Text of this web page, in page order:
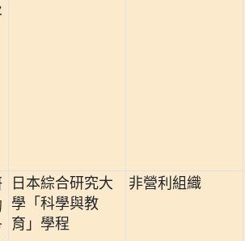
日本綜合研究大
學「科學與教
育」學程
非營利組織